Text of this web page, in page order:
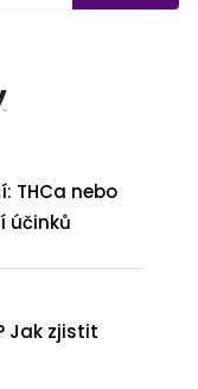
THCa nebo
účinků
Jak zjistit